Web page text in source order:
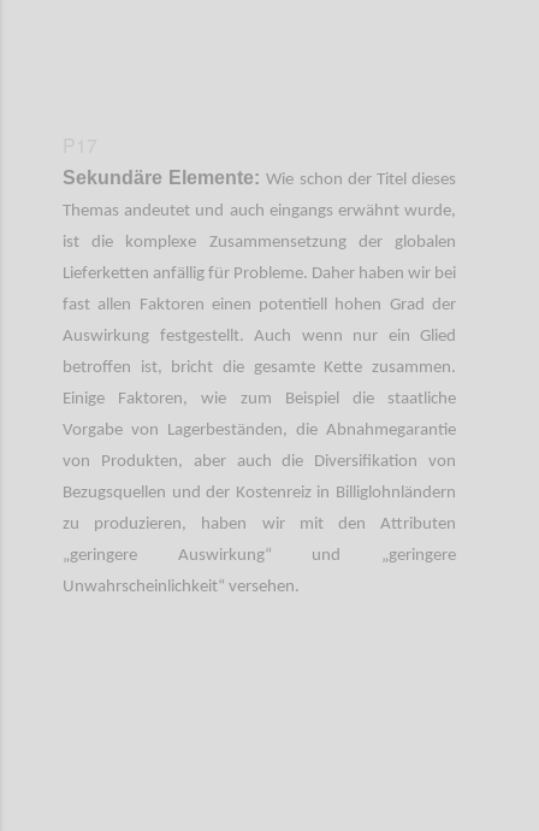
Sekundäre Elemente:Wie schon der Titel dieses
Themas andeutet und auch eingangs erwähnt wurde,
ist die komplexe Zusammensetzung der globalen
Lieferketten anfällig für Probleme. Daher haben wir bei
fast allen Faktoren einen potentiell hohen Grad der
Auswirkung festgestellt. Auch wenn nur ein Glied
betroffen ist, bricht die gesamte Kette zusammen.
Einige Faktoren, wie zum Beispiel die staatliche
Vorgabe von Lagerbeständen, die Abnahmegarantie
von Produkten, aber auch die Diversifikation von
Bezugsquellen und der Kostenreiz in Billiglohnländern
zu produzieren, haben wir mit den Attributen
„geringere Auswirkung“ und „geringere
Unwahrscheinlichkeit“ versehen.